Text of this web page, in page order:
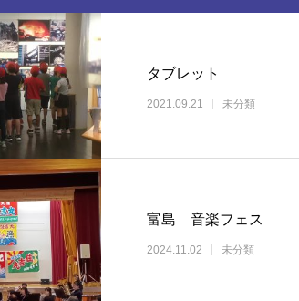
タブレット
2021.09.21 未分類
富島 音楽フェス
2024.11.02 未分類